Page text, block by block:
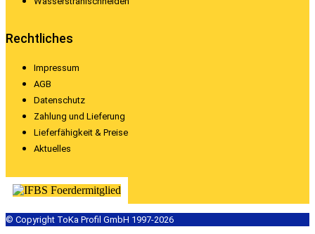
Rechtliches
Impressum
AGB
Datenschutz
Zahlung und Lieferung
Lieferfähigkeit & Preise
Aktuelles
© Copyright ToKa Profil GmbH 1997-2026